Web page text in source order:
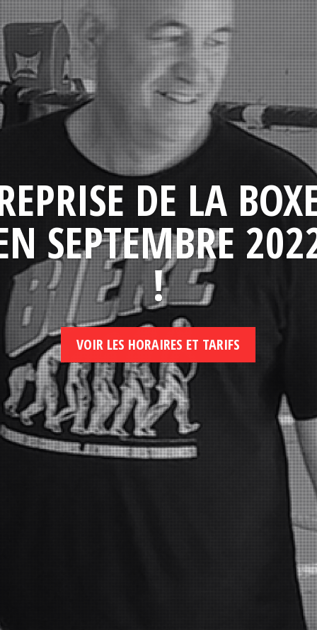
DE LA
SEPTEMBRE
!
VOIR LES HORAIRES ET TARIFS